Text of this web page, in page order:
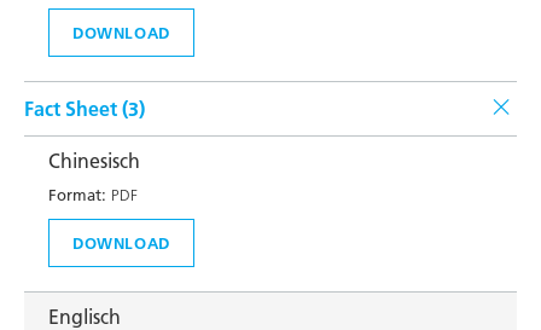
DOWNLOAD
Fact Sheet (3)
Chinesisch
Format: PDF
DOWNLOAD
Englisch